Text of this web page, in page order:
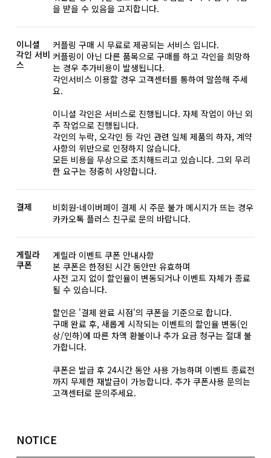
을 받을 수 있음을 고지합니다.
이니셜
각인 서비
스
커플링 구매 시 무료로 제공되는 서비스 입니다.
커플링이 아닌 다른 품목으로 구매를 하고 각인을 희망하
는 경우 추가비용이 발생됩니다.
각인서비스 이용할 경우 고객센터를 통하여 말씀해 주세
요.
이니셜 각인은 서비스로 진행됩니다. 자체 작업이 아닌 외
주 작업으로 진행됩니다.
각인의 누락, 오각인 등 각인 관련 일체 제품의 하자, 계약
사항의 위반으로 인정하지 않습니다.
모든 비용을 무상으로 조치해드리고 있습니다. 그외 무리
한 요구는 정중히 사양합니다.
결제
비회원-네이버페이 결제 시 주문 불가 메시지가 뜨는 경우
카카오톡 플러스 친구로 문의 바랍니다.
게릴라
쿠폰
게릴라 이벤트 쿠폰 안내사항
본 쿠폰은 한정된 시간 동안만 유효하며
사전 고지 없이 할인율이 변동되거나 이벤트 자체가 종료
될 수 있습니다.
할인은 '결제 완료 시점'의 쿠폰을 기준으로 합니다.
구매 완료 후, 새롭게 시작되는 이벤트의 할인율 변동(인
상/인하)에 따른 차액 환불이나 추가 요금 청구는 절대 불
가합니다.
쿠폰은 발급 후 24시간 동안 사용 가능하며 이벤트 종료전
까지 무제한 재발급이 가능합니다. 추가 쿠폰사용 문의는
고객센터로 문의주세요.
NOTICE